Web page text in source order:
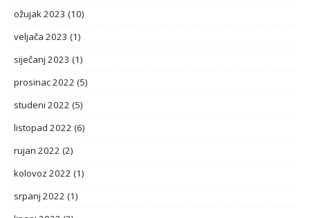
ožujak 2023 (10)
veljača 2023 (1)
siječanj 2023 (1)
prosinac 2022 (5)
studeni 2022 (5)
listopad 2022 (6)
rujan 2022 (2)
kolovoz 2022 (1)
srpanj 2022 (1)